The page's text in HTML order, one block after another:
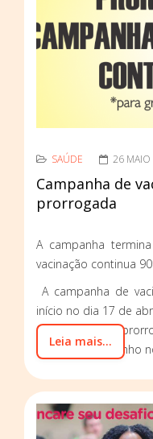
SAÚDE 26
Campanha de
prorrogada
A campanha
vacinação continua
A campanha de
início no dia 17 de
26 de maio, foi
até o dia 9 de junho
Leia mais...